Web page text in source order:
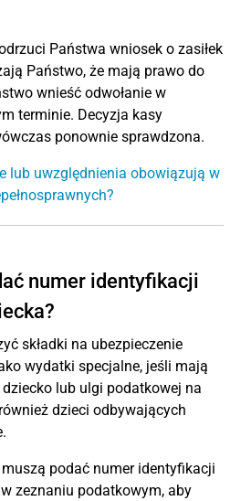
Państwa wniosek o zasiłek
Państwo, że mają prawo do
wnieść odwołanie w
terminie. Decyzja kasy
ponownie sprawdzona.
lub uwzględnienia obowiązują w
numer identyfikacji
składki na ubezpieczenie
wydatki specjalne, jeśli mają
dziecko lub ulgi podatkowej na
dzieci odbywających
podać numer identyfikacji
zeznaniu podatkowym, aby